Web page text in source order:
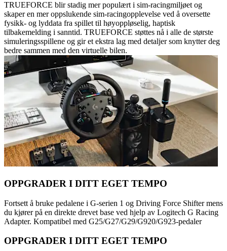
TRUEFORCE blir stadig mer populært i sim-racingmiljøet og
skaper en mer oppslukende sim-racingopplevelse ved å oversette
fysikk- og lyddata fra spillet til høyoppløselig, haptisk
tilbakemelding i sanntid. TRUEFORCE støttes nå i alle de største
simuleringsspillene og gir et ekstra lag med detaljer som knytter deg
bedre sammen med den virtuelle bilen.
OPPGRADER I DITT EGET TEMPO
Fortsett å bruke pedalene i G-serien 1 og Driving Force Shifter mens
du kjører på en direkte drevet base ved hjelp av Logitech G Racing
Adapter. Kompatibel med G25/G27/G29/G920/G923-pedaler
OPPGRADER I DITT EGET TEMPO